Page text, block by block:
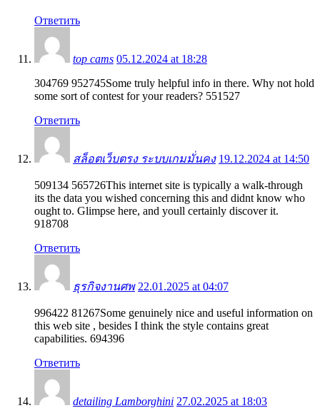
Ответить
top cams 05.12.2024 at 18:28
304769 952745Some truly helpful info in there. Why not hold
some sort of contest for your readers? 551527
Ответить
สล็อตเว็บตรง ระบบเกมมั่นคง 19.12.2024 at 14:50
509134 565726This internet site is typically a walk-through
its the data you wished concerning this and didnt know who
ought to. Glimpse here, and youll certainly discover it.
918708
Ответить
ธุรกิจงานศพ 22.01.2025 at 04:07
996422 81267Some genuinely nice and useful information on
this web site , besides I think the style contains great
capabilities. 694396
Ответить
detailing Lamborghini 27.02.2025 at 18:03